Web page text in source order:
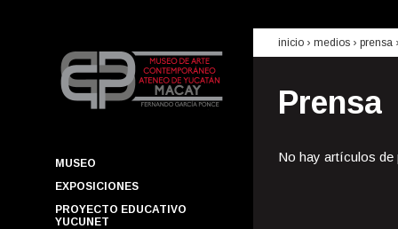
MUSEO
EXPOSICIONES
PROYECTO EDUCATIVO
YUCUNET
inicio › medios › prensa
Prensa
No hay artículos de